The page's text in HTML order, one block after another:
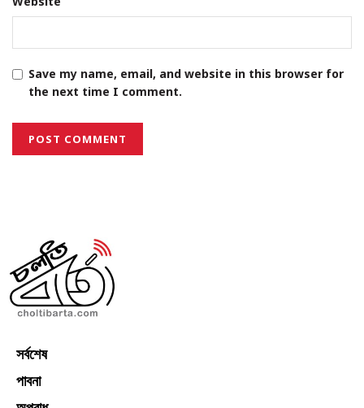
Save my name, email, and website in this browser for
the next time I comment.
সর্বশেষ
পাবনা